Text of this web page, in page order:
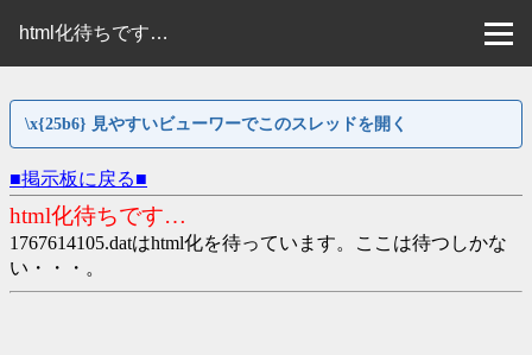
html化待ちです…
\x{25b6} 見やすいビューワーでこのスレッドを開く
■掲示板に戻る■
html化待ちです…
1767614105.datはhtml化を待っています。ここは待つしかな
い・・・。